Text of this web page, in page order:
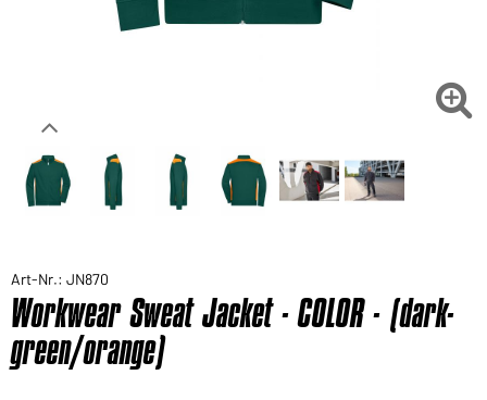

Art-Nr.: JN870
Workwear Sweat Jacket - COLOR - (dark-
green/orange)